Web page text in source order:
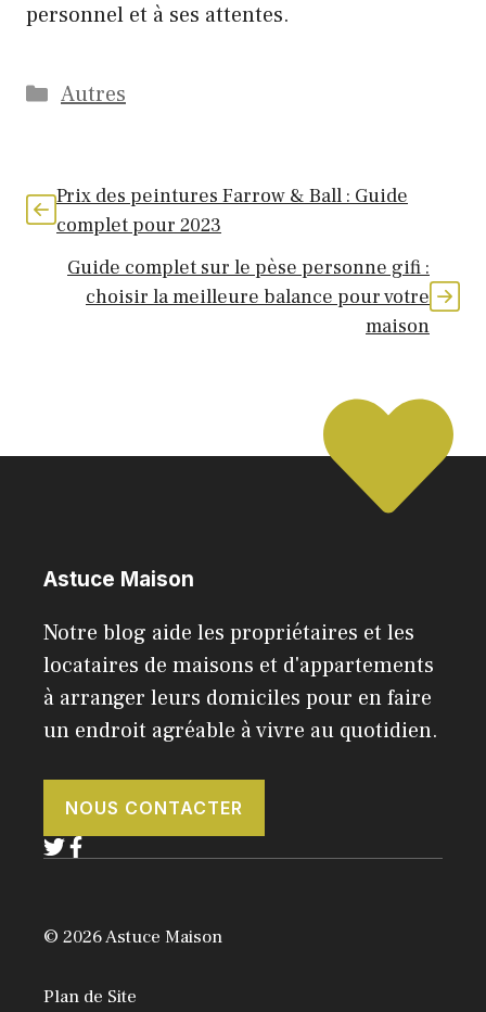
personnel et à ses attentes.
Catégories
Autres
Prix des peintures Farrow & Ball : Guide
complet pour 2023
Guide complet sur le pèse personne gifi :
choisir la meilleure balance pour votre
maison
Astuce Maison
Notre blog aide les propriétaires et les
locataires de maisons et d'appartements
à arranger leurs domiciles pour en faire
un endroit agréable à vivre au quotidien.
NOUS CONTACTER
© 2026 Astuce Maison
Plan de Site